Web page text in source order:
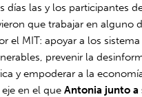
días las y los participantes
que trabajar en alguno
el MIT: apoyar a los
prevenir la
y empoderar a la
en el queAntonia junto a